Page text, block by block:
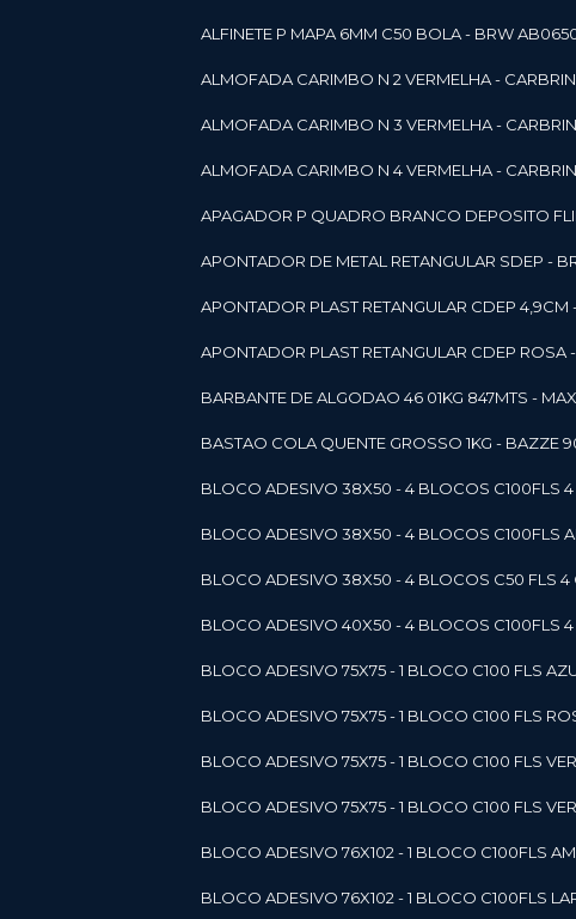
ALFINETE P MAPA 6MM C50 BOLA - BRW
ALMOFADA CARIMBO N 2 VERMELHA -
ALMOFADA CARIMBO N 3 VERMELHA -
ALMOFADA CARIMBO N 4 VERMELHA -
APAGADOR P QUADRO BRANCO DEPOSITO
APONTADOR DE METAL RETANGULAR SDEP -
APONTADOR PLAST RETANGULAR CDEP
APONTADOR PLAST RETANGULAR CDEP ROSA
BARBANTE DE ALGODAO 46 01KG 847MTS -
BASTAO COLA QUENTE GROSSO 1KG - BAZZE
BLOCO ADESIVO 38X50 - 4 BLOCOS C100FLS
BLOCO ADESIVO 38X50 - 4 BLOCOS C100FLS
BLOCO ADESIVO 38X50 - 4 BLOCOS C50 FLS
BLOCO ADESIVO 40X50 - 4 BLOCOS C100FLS
BLOCO ADESIVO 75X75 - 1 BLOCO C100 FLS
BLOCO ADESIVO 75X75 - 1 BLOCO C100 FLS
BLOCO ADESIVO 75X75 - 1 BLOCO C100 FLS
BLOCO ADESIVO 75X75 - 1 BLOCO C100 FLS
BLOCO ADESIVO 76X102 - 1 BLOCO C100FLS
BLOCO ADESIVO 76X102 - 1 BLOCO C100FLS